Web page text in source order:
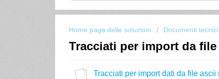
Home page delle soluzioni Documenti tecnici
Tracciati per import da
Tracciati per import dati da file